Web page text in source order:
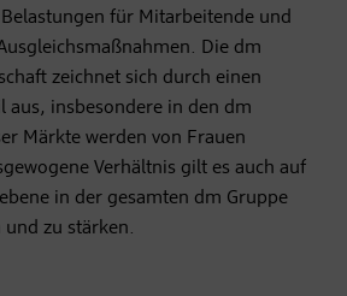
für Mitarbeitende und
Die dm
zeichnet sich durch einen
aus, insbesondere in den dm
Märkte werden von Frauen
Verhältnis gilt es auch auf
in der gesamten dm Gruppe
zu stärken.